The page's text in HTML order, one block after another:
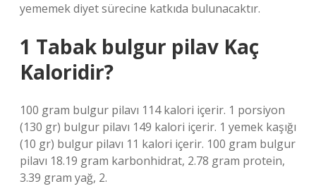
yememek diyet sürecine katkıda bulunacaktır.
1 Tabak bulgur pilav Kaç
Kaloridir?
100 gram bulgur pilavı 114 kalori içerir. 1 porsiyon
(130 gr) bulgur pilavı 149 kalori içerir. 1 yemek kaşığı
(10 gr) bulgur pilavı 11 kalori içerir. 100 gram bulgur
pilavı 18.19 gram karbonhidrat, 2.78 gram protein,
3.39 gram yağ, 2.